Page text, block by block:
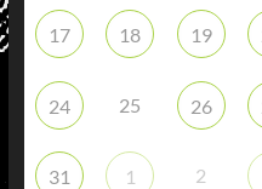
17 18 19
24 25 26
31 1 2